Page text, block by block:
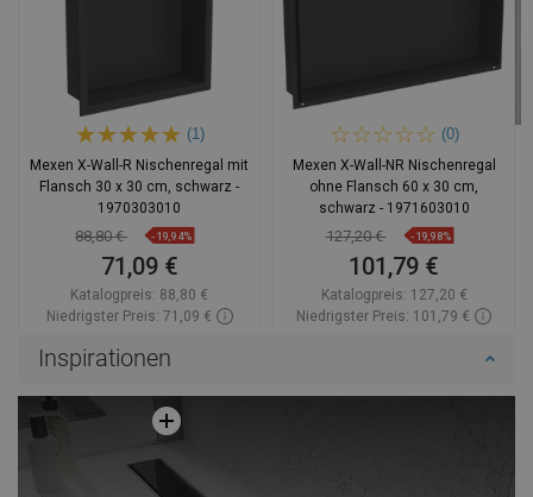
(1)
Mexen X-Wall-R Nischenregal mit
Flansch 30 x 30 cm, schwarz -
1970303010
88,80 € -19,94%
71,09 €
Katalogpreis: 88,80 €
Niedrigster Preis: 71,09 €
favorite_border Favorit
(0)
Mexen X-Wall-NR Nischenregal
ohne Flansch 60 x 30 cm,
schwarz - 1971603010
127,20 € -19,98%
101,79 €
Katalogpreis: 127,20 €
Niedrigster Preis: 101,79 €
Inspirationen